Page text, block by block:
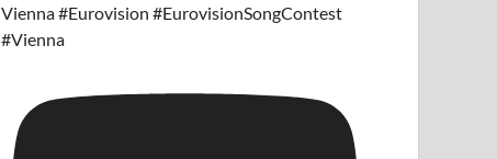
Vienna #Eurovision #EurovisionSongContest
#Vienna